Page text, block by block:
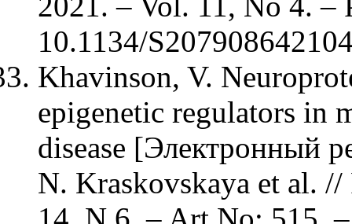
10.1134/
Khavinson, V.
epigenetic regulators in
disease [Электронный
N. Kraskovskaya et al.